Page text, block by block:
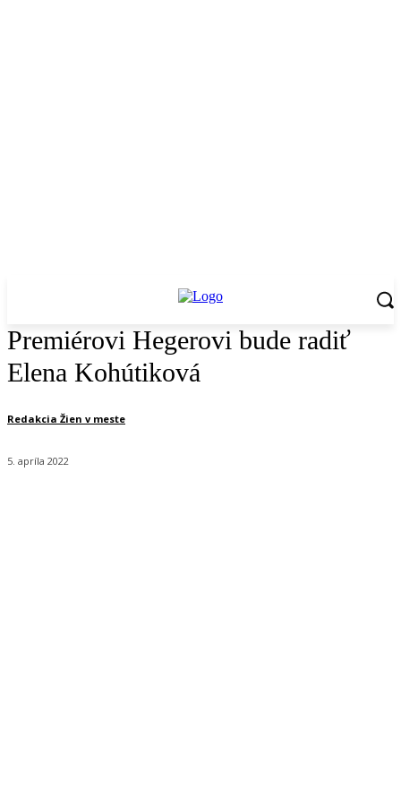
Premiérovi Hegerovi bude radiť
Elena Kohútiková
Redakcia Žien v meste
5. apríla 2022